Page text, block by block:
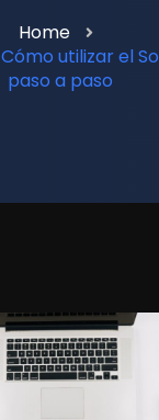
Home
utilizar el
paso a paso